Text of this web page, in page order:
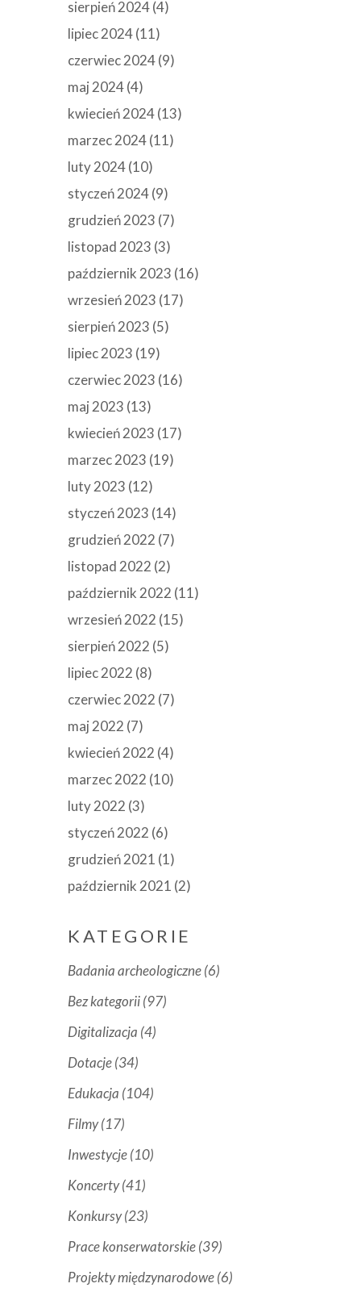
sierpień 2024(4)
lipiec 2024(11)
czerwiec 2024(9)
maj 2024(4)
kwiecień 2024(13)
marzec 2024(11)
luty 2024(10)
styczeń 2024(9)
grudzień 2023 (7)
listopad 2023 (3)
październik 2023 (16)
wrzesień 2023 (17)
sierpień 2023 (5)
lipiec 2023 (19)
czerwiec 2023 (16)
maj 2023 (13)
kwiecień 2023 (17)
marzec 2023 (19)
luty 2023 (12)
styczeń 2023 (14)
grudzień 2022 (7)
listopad 2022 (2)
październik 2022 (11)
wrzesień 2022 (15)
sierpień 2022 (5)
lipiec 2022 (8)
czerwiec 2022 (7)
maj 2022 (7)
kwiecień 2022 (4)
marzec 2022 (10)
luty 2022 (3)
styczeń 2022 (6)
grudzień 2021 (1)
październik 2021 (2)
KATEGORIE
Badania archeologiczne(6)
Bez kategorii(97)
Digitalizacja (4)
Dotacje(34)
Edukacja (104)
Filmy(17)
Inwestycje(10)
Koncerty(41)
Konkursy(23)
Prace konserwatorskie(39)
Projekty międzynarodowe(6)